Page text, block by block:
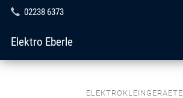
02238 6373
Elektro Eberle
ELEKTROKLEINGERAETE